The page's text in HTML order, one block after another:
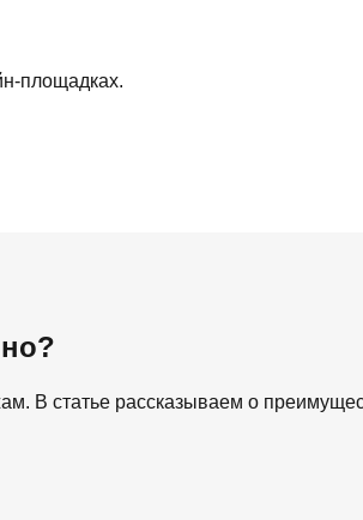
площадках.
В статье рассказываем о